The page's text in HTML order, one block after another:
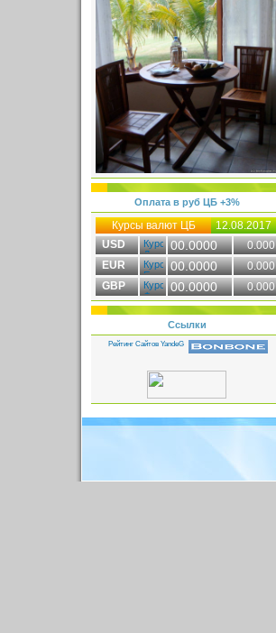
Оплата в руб ЦБ +3%
Курсы валют ЦБ
12.08.2017
USD
00.0000
0.000
EUR
00.0000
0.000
GBP
00.0000 0.000
Ссылки